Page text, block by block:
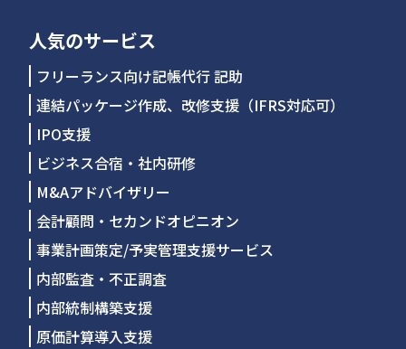
人気のサービス
フリーランス向け記帳代行 記助
連結パッケージ作成、改修支援（IFRS対応可）
IPO支援
ビジネス合宿・社内研修
M&Aアドバイザリー
会計顧問・セカンドオピニオン
事業計画策定/予実管理支援サービス
内部監査・不正調査
内部統制構築支援
原価計算導入支援